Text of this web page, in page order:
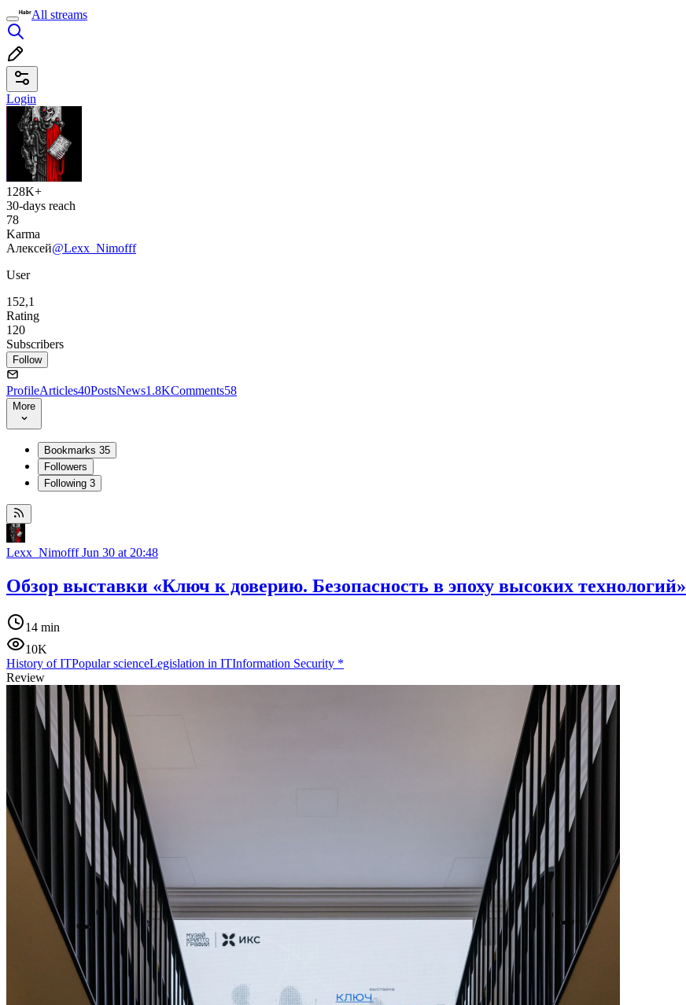
All streams
Login
128K+
30-days reach
78
Karma
Алексей@Lexx_Nimofff
User
152,1
Rating
120
Subscribers
Follow
ProfileArticles40PostsNews1.8KComments58
More
Bookmarks 35
Followers
Following 3
Lexx_NimofffJun 30 at 20:48
Обзор выставки «Ключ к доверию. Безопасность в эпоху высоких технологий»
14 min
10K
History of ITPopular scienceLegislation in ITInformation Security *
Review